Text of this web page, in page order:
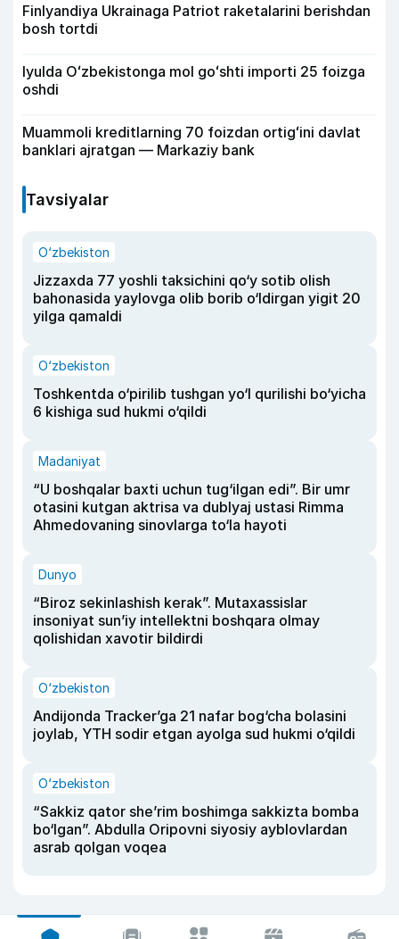
Finlyandiya Ukrainaga Patriot raketalarini berishdan
bosh tortdi
Iyulda Oʻzbekistonga mol goʻshti importi 25 foizga
oshdi
Muammoli kreditlarning 70 foizdan ortigʻini davlat
banklari ajratgan — Markaziy bank
Tavsiyalar
O‘zbekiston
Jizzaxda 77 yoshli taksichini qo‘y sotib olish
bahonasida yaylovga olib borib o‘ldirgan yigit 20
yilga qamaldi
O‘zbekiston
Toshkentda o‘pirilib tushgan yo‘l qurilishi bo‘yicha
6 kishiga sud hukmi o‘qildi
Madaniyat
“U boshqalar baxti uchun tug‘ilgan edi”. Bir umr
otasini kutgan aktrisa va dublyaj ustasi Rimma
Ahmedovaning sinovlarga to‘la hayoti
Dunyo
“Biroz sekinlashish kerak”. Mutaxassislar
insoniyat sun’iy intellektni boshqara olmay
qolishidan xavotir bildirdi
O‘zbekiston
Andijonda Tracker’ga 21 nafar bog‘cha bolasini
joylab, YTH sodir etgan ayolga sud hukmi o‘qildi
O‘zbekiston
“Sakkiz qator she’rim boshimga sakkizta bomba
bo‘lgan”. Abdulla Oripovni siyosiy ayblovlardan
asrab qolgan voqea